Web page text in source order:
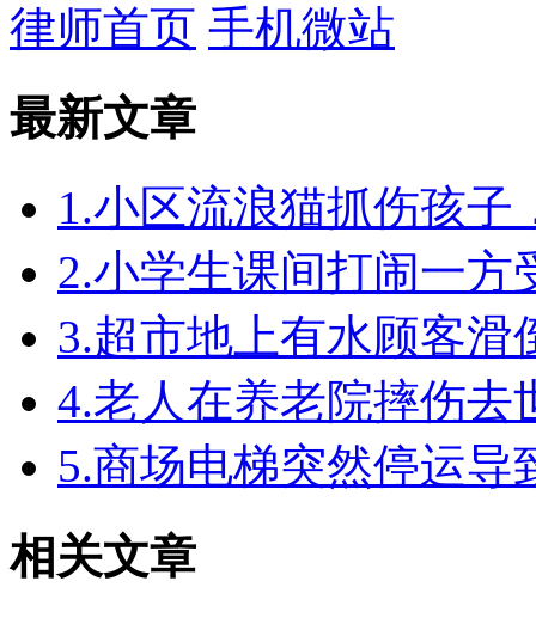
律师首页 手机微站
最新文章
1.小区流浪猫抓伤孩子
2.小学生课间打闹一
3.超市地上有水顾客
4.老人在养老院摔伤去
5.商场电梯突然停运
相关文章